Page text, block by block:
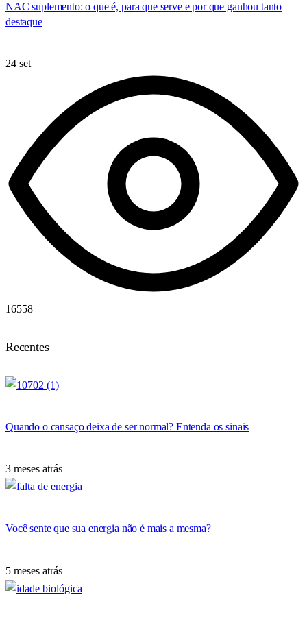
NAC suplemento: o que é, para que serve e por que ganhou tanto
destaque
24 set
16558
Recentes
Quando o cansaço deixa de ser normal? Entenda os sinais
3 meses atrás
Você sente que sua energia não é mais a mesma?
5 meses atrás